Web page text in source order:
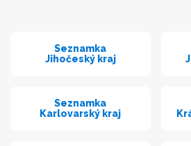
Seznamka
Jihočeský kraj
Seznamka
Karlovarský kraj